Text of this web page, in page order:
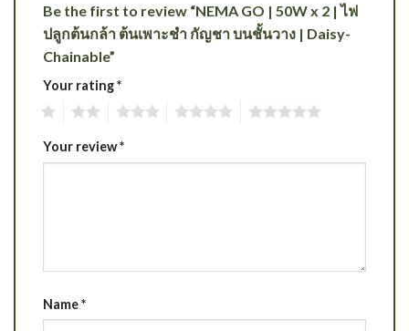
Be the first to review “NEMA GO | 50W x 2 | ไฟ
ปลูกต้นกล้า ต้นเพาะชำ กัญชา บนชั้นวาง | Daisy-
Chainable”
Your rating*
Your review*
Name*